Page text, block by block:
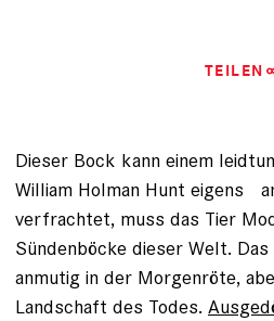
TEILEN
Dieser Bock kann einem
William Holman Hunt eigens
verfrachtet, muss das Tier
Sündenböcke dieser Welt.
anmutig in der Morgenröte,
Landschaft des Todes.